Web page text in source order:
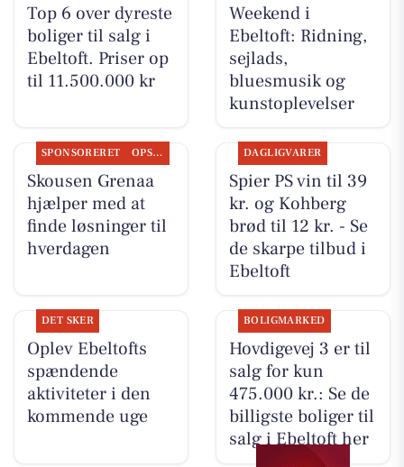
Top 6 over dyreste
boliger til salg i
Ebeltoft. Priser op
til 11.500.000 kr
Weekend i
Ebeltoft: Ridning,
sejlads,
bluesmusik og
kunstoplevelser
SPONSORERET OPSLAGSTAVLEN
Skousen Grenaa
hjælper med at
finde løsninger til
hverdagen
DAGLIGVARER
Spier PS vin til 39
kr. og Kohberg
brød til 12 kr. - Se
de skarpe tilbud i
Ebeltoft
DET SKER
Oplev Ebeltofts
spændende
aktiviteter i den
kommende uge
BOLIGMARKED
Hovdigevej 3 er til
salg for kun
475.000 kr.: Se de
billigste boliger til
salg i Ebeltoft her